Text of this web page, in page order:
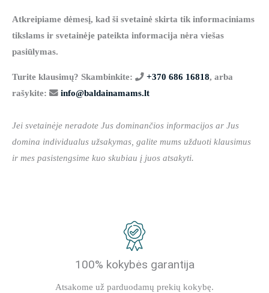
Atkreipiame dėmesį, kad ši svetainė skirta tik informaciniams
tikslams ir svetainėje pateikta informacija nėra viešas
pasiūlymas.
Turite klausimų? Skambinkite: +370 686 16818, arba
rašykite:
info@baldainamams.lt
Jei svetainėje neradote Jus dominančios informacijos ar Jus
domina individualus užsakymas, galite mums užduoti klausimus
ir mes pasistengsime kuo skubiau į juos atsakyti.
100% kokybės garantija
Atsakome už parduodamų prekių kokybę.